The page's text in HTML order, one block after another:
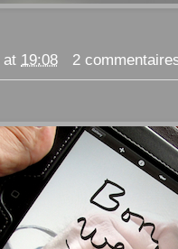
at 19:08 2